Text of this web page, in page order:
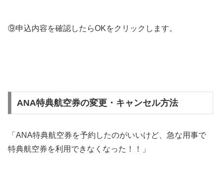
⑨申込内容を確認したらOKをクリックします。
ANA特典航空券の変更・キャンセル方法
「ANA特典航空券を予約したのがいいけど、急な用事で
特典航空券を利用できなくなった！！」